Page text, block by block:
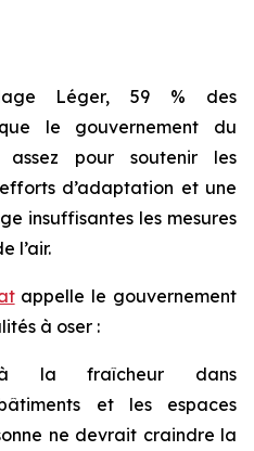
Léger, 59 % des
que le gouvernement du
pour soutenir les
d’adaptation et une
insuffisantes les mesures
l’air.
appelle le gouvernement
à oser :
à la fraîcheur dans
et les espaces
ne devrait craindre la